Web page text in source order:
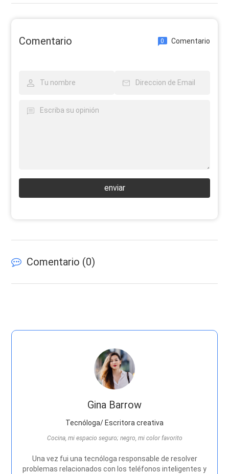
Comentario 0 Comentario
enviar
Comentario (0)
Gina Barrow
Tecnóloga/ Escritora creativa
Cocina, mi espacio seguro; negro, mi color favorito
Una vez fui una tecnóloga responsable de resolver
problemas relacionados con los teléfonos inteligentes y